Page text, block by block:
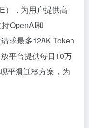
），为用户提供高
OpenAI和
求最多128K Token
平台提供每日10万
平滑迁移方案，为